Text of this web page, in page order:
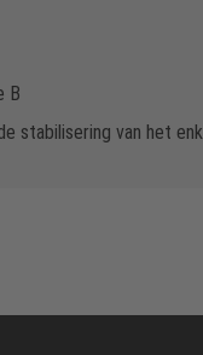
B
stabilisering van het